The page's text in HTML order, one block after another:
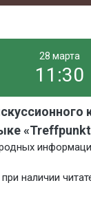
28 марта
11:30
«Treffpunkt
наличии